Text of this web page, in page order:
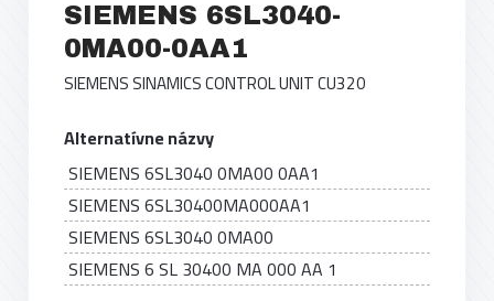
SIEMENS 6SL3040-
0MA00-0AA1
SIEMENS SINAMICS CONTROL UNIT CU320
Alternatívne názvy
SIEMENS 6SL3040 0MA00 0AA1
SIEMENS 6SL30400MA000AA1
SIEMENS 6SL3040 0MA00
SIEMENS 6 SL 30400 MA 000 AA 1